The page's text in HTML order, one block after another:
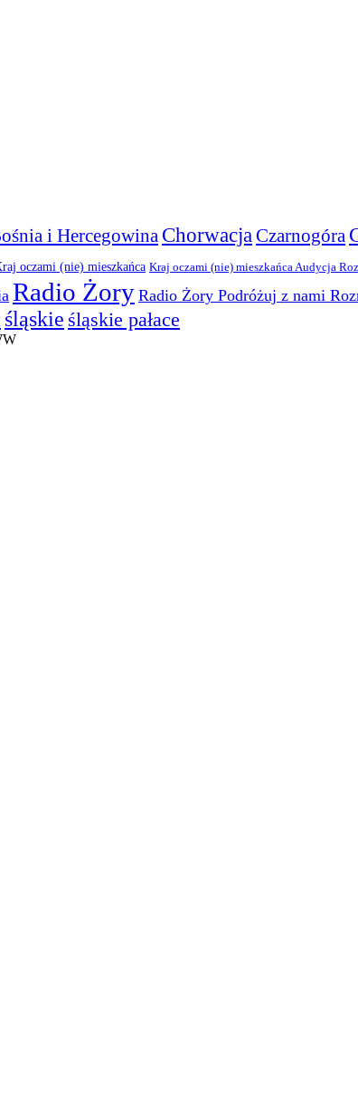
i Hercegowina ChorwacjaCzarnogóra
oczami (nie) mieszkańca Kraj oczami (nie) mieszkańca Audycja
Radio Żory Radio Żory Podróżuj z nami
śląskie śląskie pałace